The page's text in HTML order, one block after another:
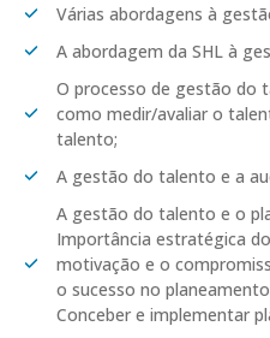
Várias abordagens à
A abordagem da SHL à
O processo de gestão do
como medir/avaliar o
talento;
A gestão do talento e a
A gestão do talento e o
Importância estratégica
motivação e o
o sucesso no
Conceber e implementar